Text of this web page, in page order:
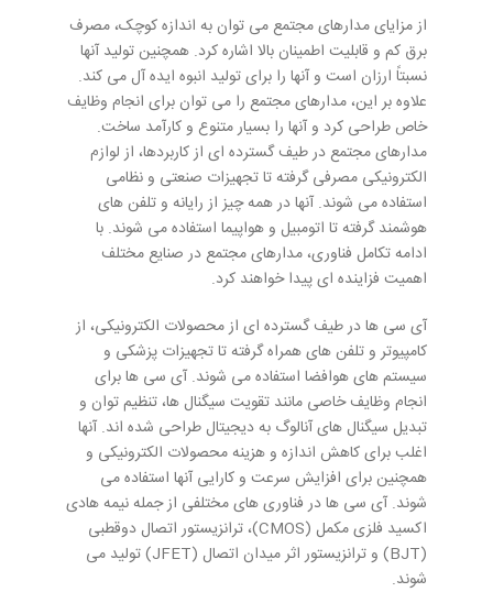
از مزایای مدارهای مجتمع می توان به اندازه کوچک، مصرف
برق کم و قابلیت اطمینان بالا اشاره کرد. همچنین تولید آنها
نسبتاً ارزان است و آنها را برای تولید انبوه ایده آل می کند.
علاوه بر این، مدارهای مجتمع را می توان برای انجام وظایف
خاص طراحی کرد و آنها را بسیار متنوع و کارآمد ساخت.
مدارهای مجتمع در طیف گسترده ای از کاربردها، از لوازم
الکترونیکی مصرفی گرفته تا تجهیزات صنعتی و نظامی
استفاده می شوند. آنها در همه چیز از رایانه و تلفن های
هوشمند گرفته تا اتومبیل و هواپیما استفاده می شوند. با
ادامه تکامل فناوری، مدارهای مجتمع در صنایع مختلف
اهمیت فزاینده ای پیدا خواهند کرد.
آی سی ها در طیف گسترده ای از محصولات الکترونیکی، از
کامپیوتر و تلفن های همراه گرفته تا تجهیزات پزشکی و
سیستم های هوافضا استفاده می شوند. آی سی ها برای
انجام وظایف خاصی مانند تقویت سیگنال ها، تنظیم توان و
تبدیل سیگنال های آنالوگ به دیجیتال طراحی شده اند. آنها
اغلب برای کاهش اندازه و هزینه محصولات الکترونیکی و
همچنین برای افزایش سرعت و کارایی آنها استفاده می
شوند. آی سی ها در فناوری های مختلفی از جمله نیمه هادی
اکسید فلزی مکمل (CMOS)، ترانزیستور اتصال دوقطبی
(BJT) و ترانزیستور اثر میدان اتصال (JFET) تولید می
شوند.